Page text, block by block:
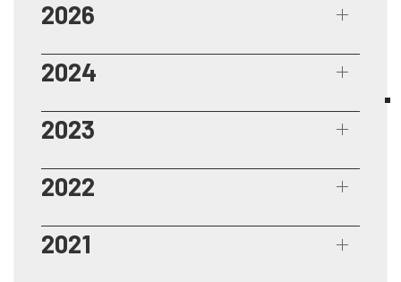
2026
2024
2023
2022
2021